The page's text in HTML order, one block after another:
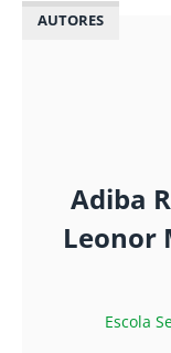
AUTORES
Adiba
Leonor
Escola